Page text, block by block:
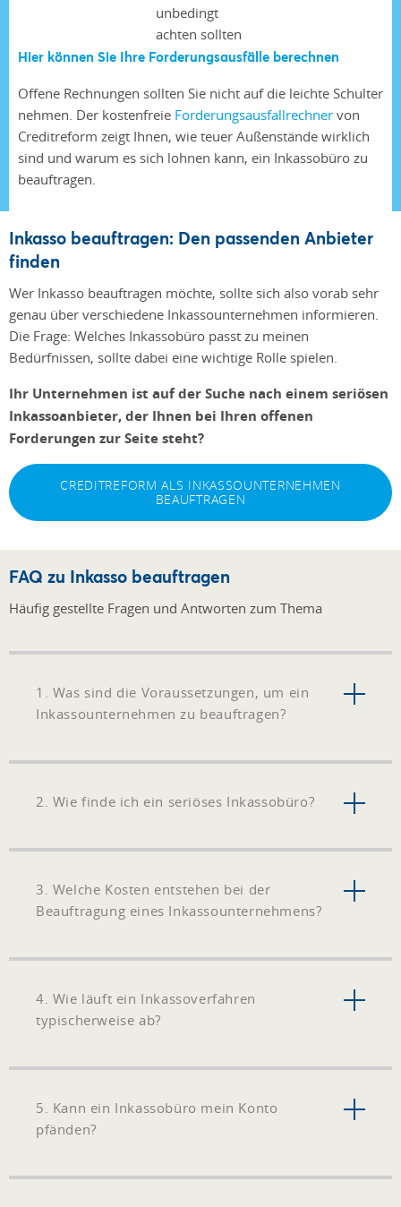
Hier können Sie Ihre Forderungsausfälle berechnen
Offene Rechnungen sollten Sie nicht auf die leichte Schulter
nehmen. Der kostenfreie Forderungsausfallrechner von
Creditreform zeigt Ihnen, wie teuer Außenstände wirklich
sind und warum es sich lohnen kann, ein Inkassobüro zu
beauftragen.
Inkasso beauftragen: Den passenden Anbieter
finden
Wer Inkasso beauftragen möchte, sollte sich also vorab sehr
genau über verschiedene Inkassounternehmen informieren.
Die Frage: Welches Inkassobüro passt zu meinen
Bedürfnissen, sollte dabei eine wichtige Rolle spielen.
Ihr Unternehmen ist auf der Suche nach einem seriösen
Inkassoanbieter, der Ihnen bei Ihren offenen
Forderungen zur Seite steht?
CREDITREFORM ALS INKASSOUNTERNEHMEN
BEAUFTRAGEN
FAQ zu Inkasso beauftragen
Häufig gestellte Fragen und Antworten zum Thema
1. Was sind die Voraussetzungen, um ein
Inkassounternehmen zu beauftragen?
2. Wie finde ich ein seriöses Inkassobüro?
3. Welche Kosten entstehen bei der
Beauftragung eines Inkassounternehmens?
4. Wie läuft ein Inkassoverfahren
typischerweise ab?
5. Kann ein Inkassobüro mein Konto
pfänden?